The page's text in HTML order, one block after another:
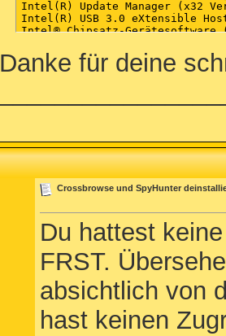
Danke für deine
Crossbrowse und SpyHunter
Du hattest
FRST.
absichtlich von
hast keinen